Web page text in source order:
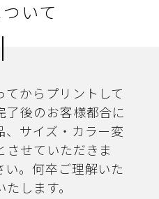
いて
からプリントして
了後のお客様都合に
、サイズ・カラー変
させていただきま
い。何卒ご理解いた
します。